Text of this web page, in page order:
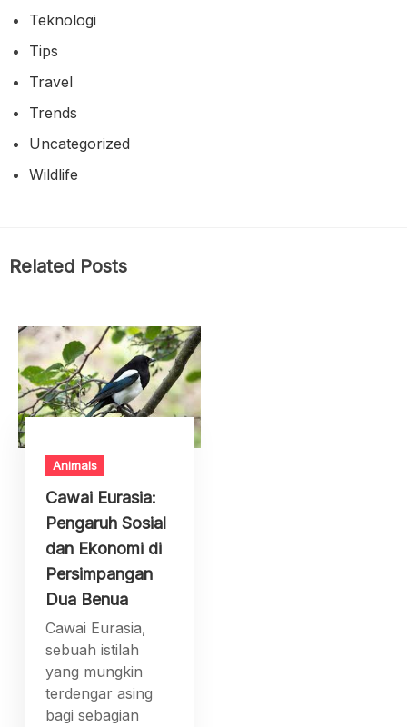
Teknologi
Tips
Travel
Trends
Uncategorized
Wildlife
Related Posts
Animals
Cawai Eurasia:
Pengaruh Sosial
dan Ekonomi di
Persimpangan
Dua Benua
Cawai Eurasia,
sebuah istilah
yang mungkin
terdengar asing
bagi sebagian